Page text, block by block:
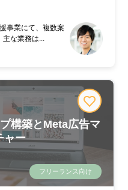
事業にて、複数案
主な業務は...
構築とMeta広告マ
ャー
フリーランス向け